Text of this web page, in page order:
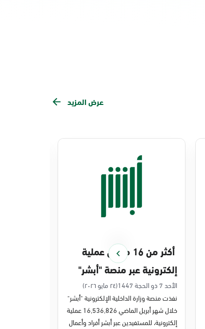
عرض المزيد
أكثر من 16 مليون عملية
إلكترونية عبر منصة "أبشر"
في أبريل 2026م
الأحد 7 ذو الحجة 1447
(٢٤ مايو ٢٠٢٦)
نفذت منصة وزارة الداخلية الإلكترونية "أبشر"
خلال شهر أبريل الماضي 16,536,826 عملية
إلكترونية، للمستفيدين عبر أبشر أفراد وأعمال